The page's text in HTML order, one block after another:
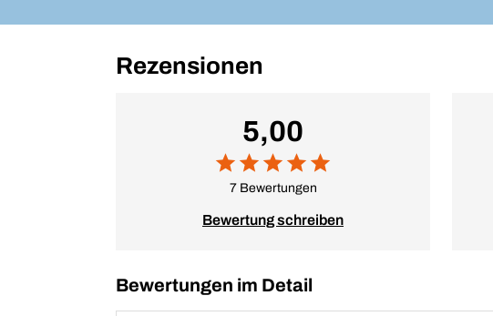
Rezensionen
5,00
7 Bewertungen
Bewertung schreiben
Bewertungen im Detail